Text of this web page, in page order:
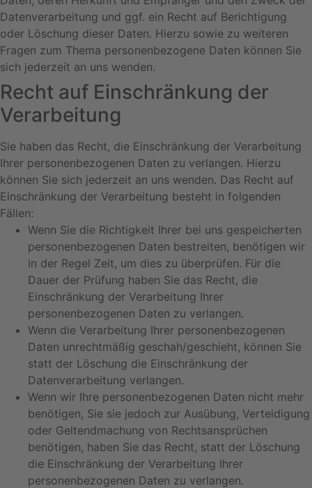
Datenverarbeitung und ggf. ein Recht auf Berichtigung
oder Löschung dieser Daten. Hierzu sowie zu weiteren
Fragen zum Thema personenbezogene Daten können Sie
sich jederzeit an uns wenden.
Recht auf Einschränkung der
Verarbeitung
Sie haben das Recht, die Einschränkung der Verarbeitung
Ihrer personenbezogenen Daten zu verlangen. Hierzu
können Sie sich jederzeit an uns wenden. Das Recht auf
Einschränkung der Verarbeitung besteht in folgenden
Fällen:
Wenn Sie die Richtigkeit Ihrer bei uns gespeicherten
personenbezogenen Daten bestreiten, benötigen wir
in der Regel Zeit, um dies zu überprüfen. Für die
Dauer der Prüfung haben Sie das Recht, die
Einschränkung der Verarbeitung Ihrer
personenbezogenen Daten zu verlangen.
Wenn die Verarbeitung Ihrer personenbezogenen
Daten unrechtmäßig geschah/geschieht, können Sie
statt der Löschung die Einschränkung der
Datenverarbeitung verlangen.
Wenn wir Ihre personenbezogenen Daten nicht mehr
benötigen, Sie sie jedoch zur Ausübung, Verteidigung
oder Geltendmachung von Rechtsansprüchen
benötigen, haben Sie das Recht, statt der Löschung
die Einschränkung der Verarbeitung Ihrer
personenbezogenen Daten zu verlangen.